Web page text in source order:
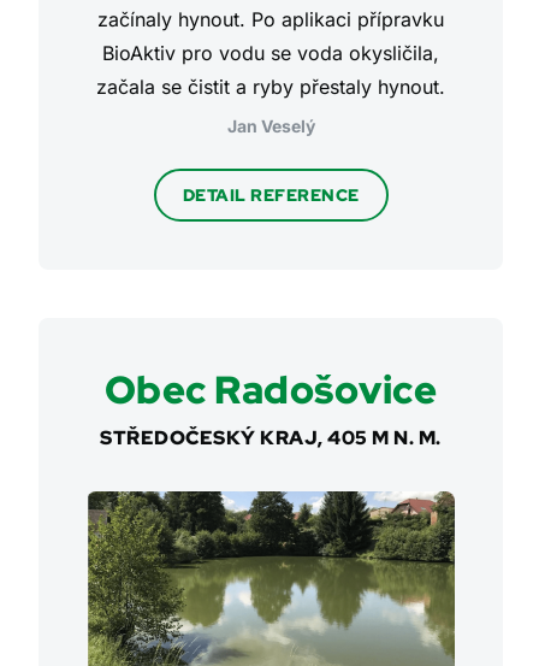
začínaly hynout. Po aplikaci přípravku
BioAktiv pro vodu se voda okysličila,
začala se čistit a ryby přestaly hynout.
Jan Veselý
DETAIL REFERENCE
Obec Radošovice
STŘEDOČESKÝ KRAJ, 405 M N. M.